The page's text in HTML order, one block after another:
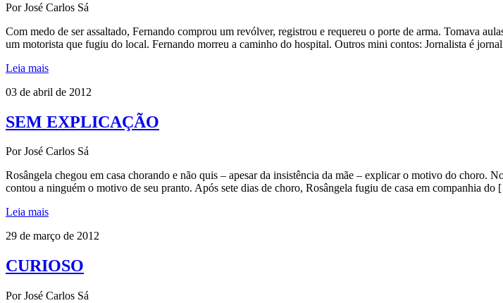
Por José Carlos Sá
Com medo de ser assaltado, Fernando comprou um revólver, registrou e requereu o porte de arma. Tomava
um motorista que fugiu do local. Fernando morreu a caminho do hospital. Outros mini contos: Jornalista é
Leia mais
03 de abril de 2012
SEM EXPLICAÇÃO
Por José Carlos Sá
Rosângela chegou em casa chorando e não quis – apesar da insistência da mãe – explicar o motivo do choro.
contou a ninguém o motivo de seu pranto. Após sete dias de choro, Rosângela fugiu de casa em companhia
Leia mais
29 de março de 2012
CURIOSO
Por José Carlos Sá